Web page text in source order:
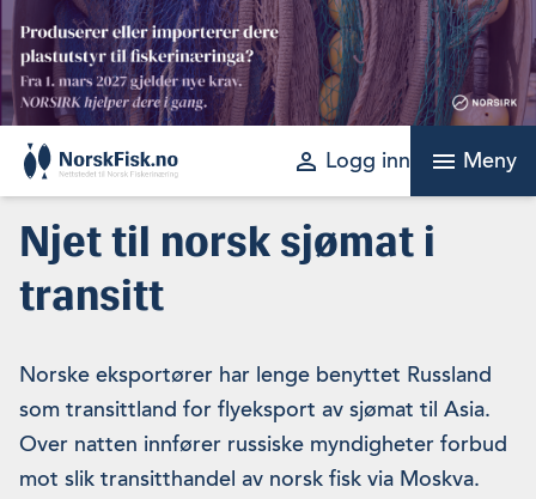
Skip
content
perm_identity Logg inn menu Meny
Njet til norsk sjømat i
transitt
Norske eksportører har lenge benyttet Russland
som transittland for flyeksport av sjømat til Asia.
Over natten innfører russiske myndigheter forbud
mot slik transitthandel av norsk fisk via Moskva.